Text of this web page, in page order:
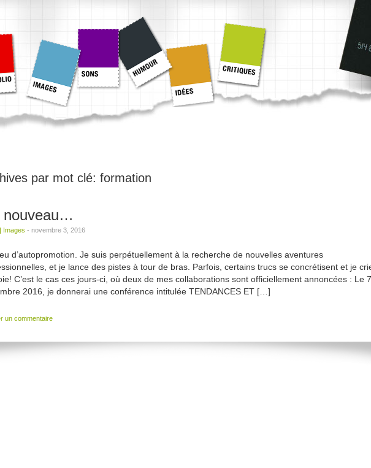
par mot clé: formation
nouveau…
Images - novembre 3, 2016
d’autopromotion. Je suis perpétuellement à la recherche de nouvelles aventures
et je lance des pistes à tour de bras. Parfois, certains trucs se concrétisent et je
C’est le cas ces jours-ci, où deux de mes collaborations sont officiellement annoncées : Le 7
2016, je donnerai une conférence intitulée TENDANCES ET […]
un commentaire